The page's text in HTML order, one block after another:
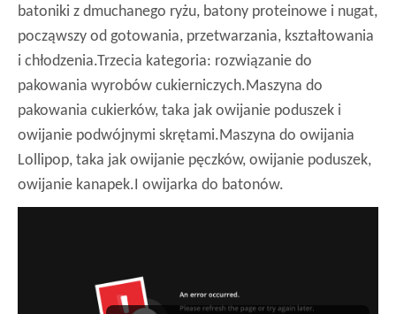
batoniki z dmuchanego ryżu, batony proteinowe i nugat,
począwszy od gotowania, przetwarzania, kształtowania
i chłodzenia.Trzecia kategoria: rozwiązanie do
pakowania wyrobów cukierniczych.Maszyna do
pakowania cukierków, taka jak owijanie poduszek i
owijanie podwójnymi skrętami.Maszyna do owijania
Lollipop, taka jak owijanie pęczków, owijanie poduszek,
owijanie kanapek.I owijarka do batonów.